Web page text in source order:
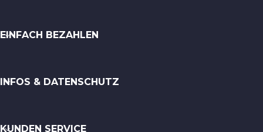
EINFACH BEZAHLEN
INFOS & DATENSCHUTZ
KUNDEN SERVICE